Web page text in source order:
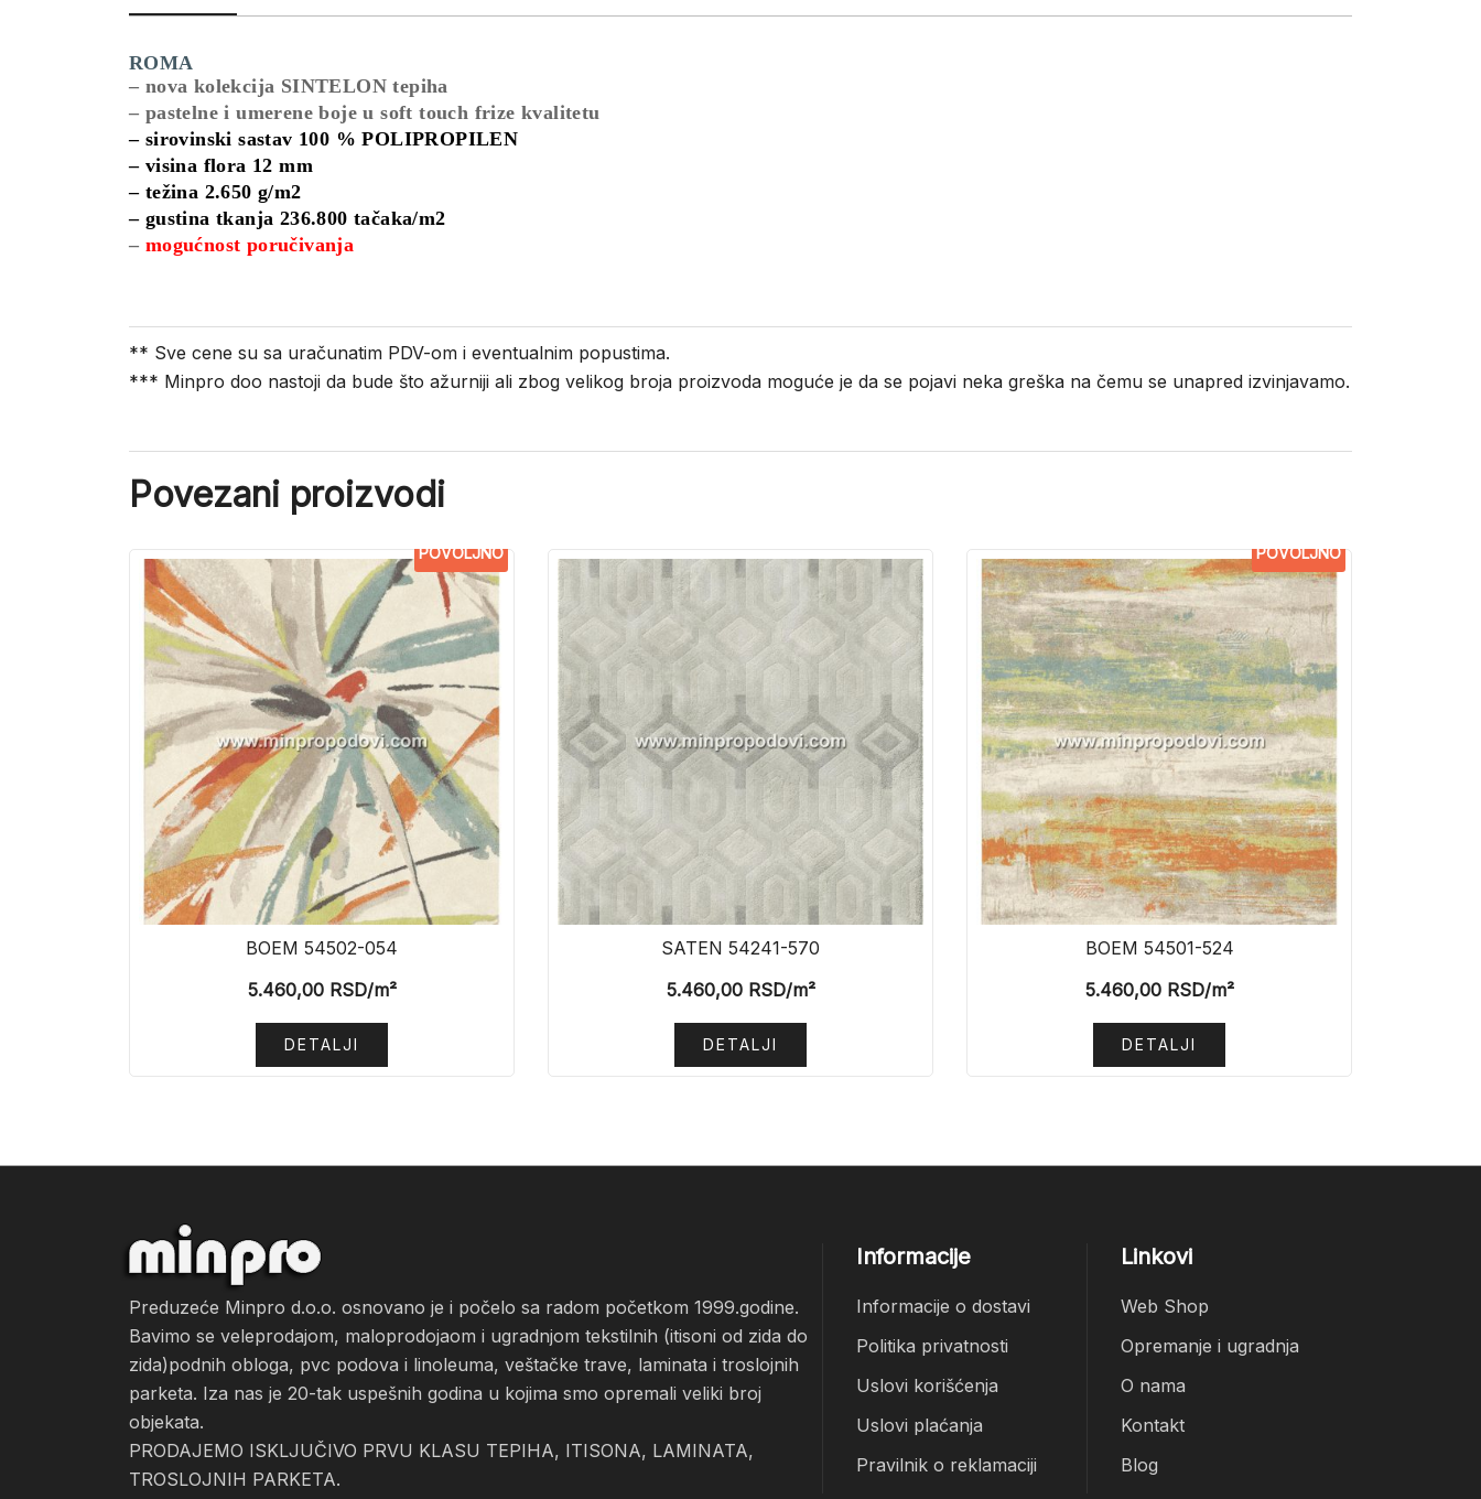
ROMA
– nova kolekcija SINTELON tepiha
– pastelne i umerene boje u soft touch frize kvalitetu
– sirovinski sastav 100 % POLIPROPILEN
– visina flora 12 mm
– težina 2.650 g/m2
– gustina tkanja 236.800 tačaka/m2
– mogućnost poručivanja
** Sve cene su sa uračunatim PDV-om i eventualnim popustima.
*** Minpro doo nastoji da bude što ažurniji ali zbog velikog broja proizvoda moguće je da se pojavi neka greška na čemu se unapred izvinjavamo.
Povezani proizvodi
POVOLJNO
BOEM 54502-054
5.460,00RSD/m²
DETALJI
SATEN 54241-570
5.460,00RSD/m²
DETALJI
POVOLJNO
BOEM 54501-524
5.460,00RSD/m²
DETALJI
Preduzeće Minpro d.o.o. osnovano je i počelo sa radom početkom 1999.godine.
Bavimo se veleprodajom, maloprodojaom i ugradnjom tekstilnih (itisoni od zida do
zida)podnih obloga, pvc podova i linoleuma, veštačke trave, laminata i troslojnih
parketa. Iza nas je 20-tak uspešnih godina u kojima smo opremali veliki broj
objekata.
PRODAJEMO ISKLJUČIVO PRVU KLASU TEPIHA, ITISONA, LAMINATA,
TROSLOJNIH PARKETA.
Informacije
Informacije o dostavi
Politika privatnosti
Uslovi korišćenja
Uslovi plaćanja
Pravilnik o reklamaciji
Linkovi
Web Shop
Opremanje i ugradnja
O nama
Kontakt
Blog